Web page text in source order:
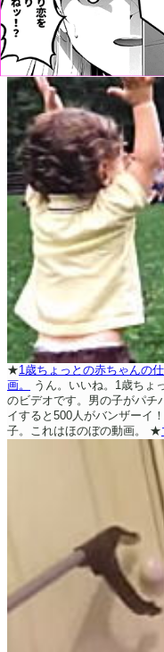
★1歳ちょっとの赤ちゃんの
画。
うん。いいね。1歳ちょ
のビデオです。男の子がパチ
イすると500人がバンザーイ
子。これはほのぼの動画。
★